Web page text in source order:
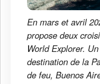
En mars et avril
propose deux
World Explorer.
destination de la
de feu, Buenos